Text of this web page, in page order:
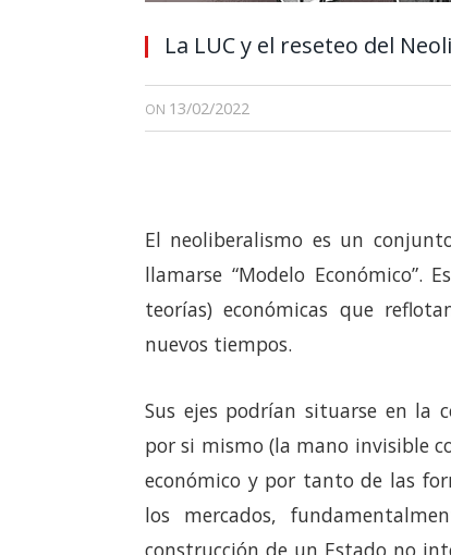
La LUC y el reseteo del
ON 13/02/2022
El neoliberalismo es un
llamarse “Modelo Económico”.
teorías) económicas que
nuevos tiempos.
Sus ejes podrían situarse en la
por si mismo (la mano invisible
económico y por tanto de las
los mercados,